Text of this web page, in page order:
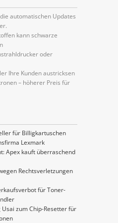
automatischen Updates
kann schwarze
oder
Ihre Kunden austricksen
– höherer Preis für
für Billigkartuschen
Lexmark
Apex kauft überraschend
Rechtsverletzungen
für Toner-
zum Chip-Resetter für